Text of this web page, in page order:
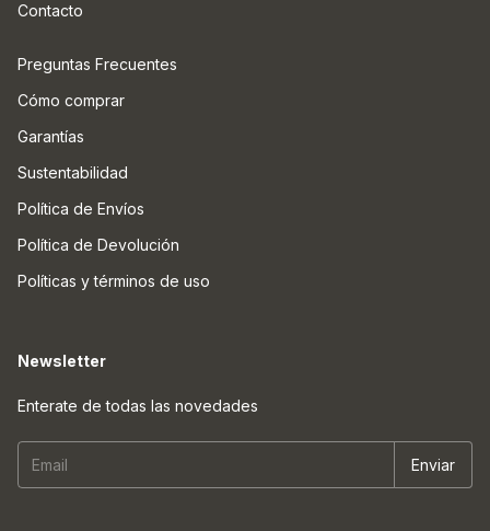
Contacto
Preguntas Frecuentes
Cómo comprar
Garantías
Sustentabilidad
Política de Envíos
Política de Devolución
Políticas y términos de uso
Newsletter
Enterate de todas las novedades